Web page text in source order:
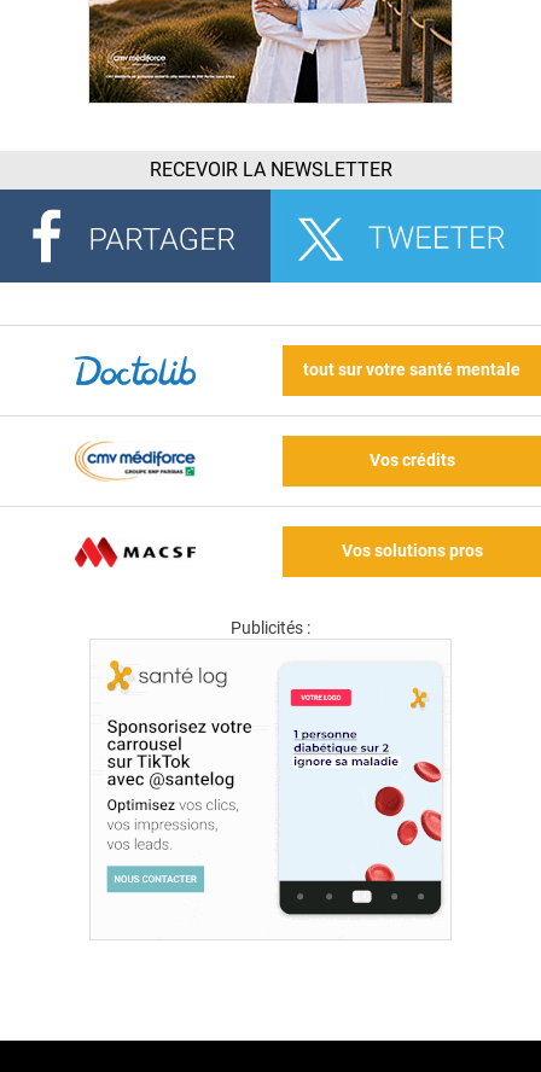
RECEVOIR LA NEWSLETTER
tout sur votre santé mentale
Vos crédits
Vos solutions pros
Publicités :